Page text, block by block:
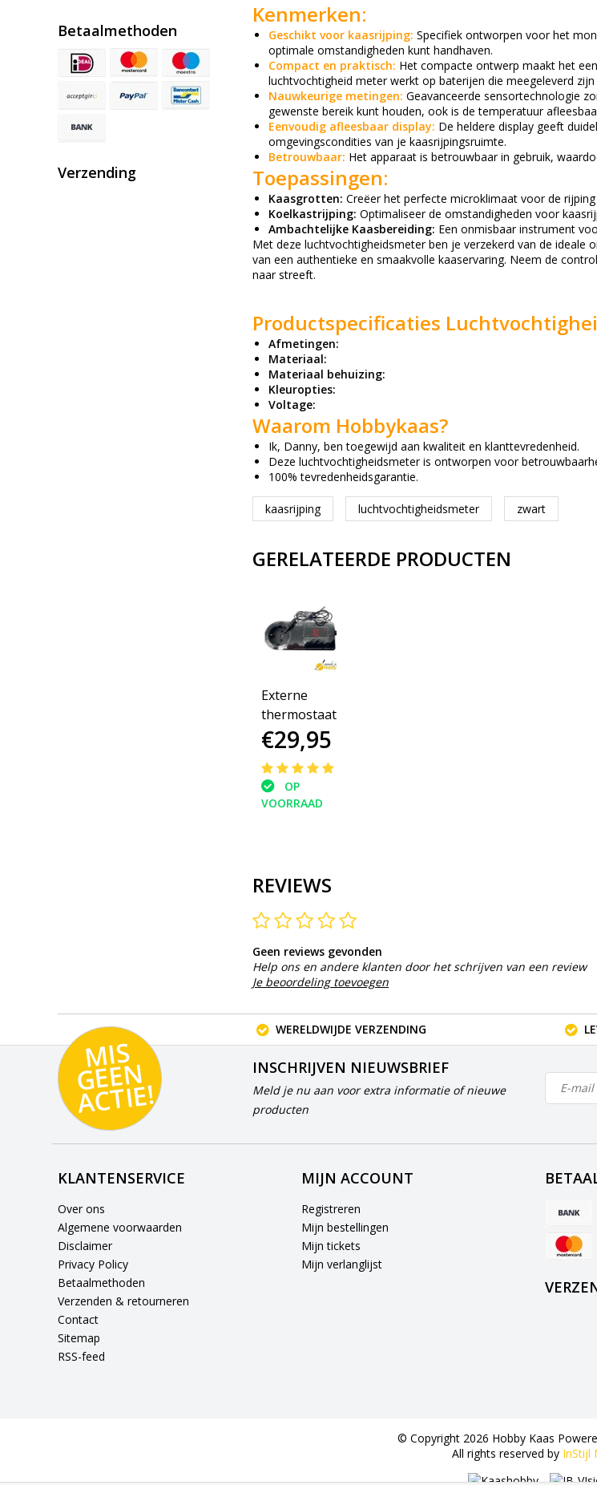
Betaalmethoden
Verzending
Kenmerken:
Geschikt voor kaasrijping: Specifiek ontworpen voor het
optimale omstandigheden kunt handhaven.
Compact en praktisch: Het compacte ontwerp maakt het
luchtvochtigheid meter werkt op baterijen die meegeleverd
Nauwkeurige metingen: Geavanceerde sensortechnologie
gewenste bereik kunt houden, ook is de temperatuur
Eenvoudig afleesbaar display: De heldere display geeft
omgevingscondities van je kaasrijpingsruimte.
Betrouwbaar: Het apparaat is betrouwbaar in gebruik,
Toepassingen:
Kaasgrotten: Creëer het perfecte microklimaat voor de rijping
Koelkastrijping: Optimaliseer de omstandigheden voor
Ambachtelijke Kaasbereiding: Een onmisbaar instrument
Met deze luchtvochtigheidsmeter ben je verzekerd van de
van een authentieke en smaakvolle kaaservaring. Neem de
naar streeft.
Productspecificaties
Afmetingen:
Materiaal:
Materiaal behuizing:
Kleuropties:
Voltage:
Waarom Hobbykaas?
Ik, Danny, ben toegewijd aan kwaliteit en klanttevredenheid.
Deze luchtvochtigheidsmeter is ontworpen voor
100% tevredenheidsgarantie.
kaasrijping luchtvochtigheidsmeter zwart
GERELATEERDE PRODUCTEN
Externe
thermostaat
€29,95
OP
VOORRAAD
REVIEWS
Geen reviews gevonden
Help ons en andere klanten door het schrijven van een review
Je beoordeling toevoegen
WERELDWIJDE VERZENDING
MI
S
G
E
E
N
A
C
TI
E!
INSCHRIJVEN NIEUWSBRIEF
Meld je nu aan voor extra informatie of nieuwe
producten
KLANTENSERVICE
Over ons
Algemene voorwaarden
Disclaimer
Privacy Policy
Betaalmethoden
Verzenden & retourneren
Contact
Sitemap
RSS-feed
MIJN ACCOUNT
Registreren
Mijn bestellingen
Mijn tickets
Mijn verlanglijst
© Copyright 2026 Hobby Kaas
All rights reserved by InStijl